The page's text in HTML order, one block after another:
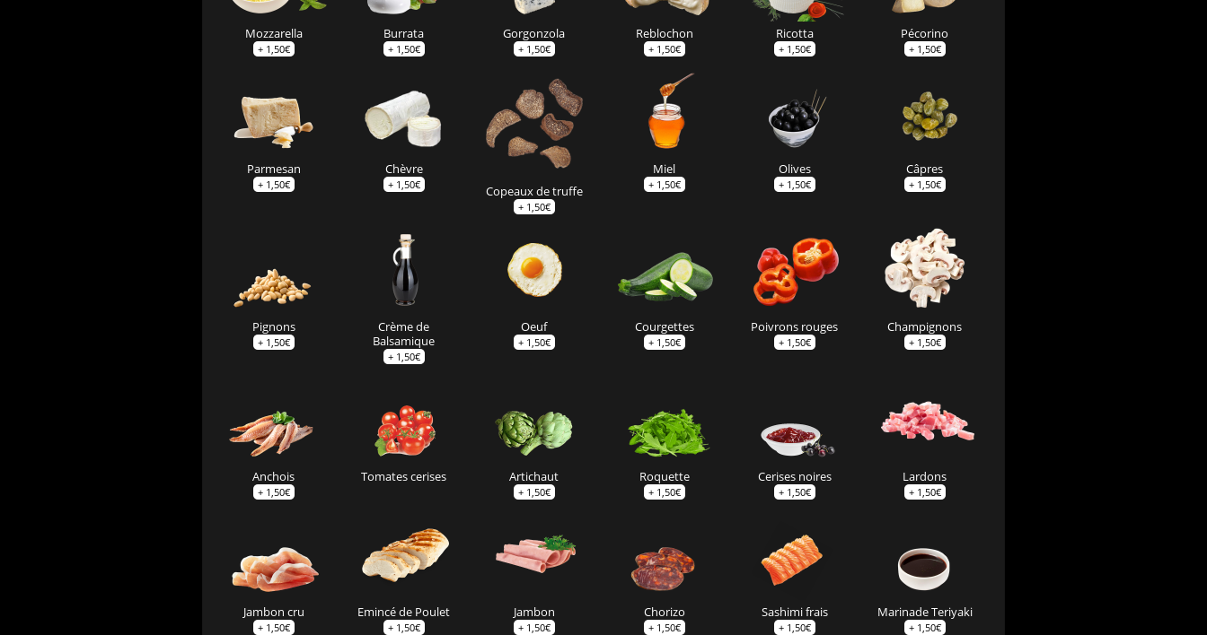
Mozzarella
+ 1,50€
Burrata
+ 1,50€
Gorgonzola
+ 1,50€
Reblochon
+ 1,50€
Ricotta
+ 1,50€
Pécorino
+ 1,50€
Parmesan
+ 1,50€
Chèvre
+ 1,50€ Copeaux de truffe
+ 1,50€
Miel
+ 1,50€
Olives
+ 1,50€
Câpres
+ 1,50€
Pignons
+ 1,50€
Crème de
Balsamique
+ 1,50€
Oeuf
+ 1,50€
Courgettes
+ 1,50€
Poivrons rouges
+ 1,50€
Champignons
+ 1,50€
Anchois
+ 1,50€
Tomates cerises Artichaut
+ 1,50€
Roquette
+ 1,50€
Cerises noires
+ 1,50€
Lardons
+ 1,50€
Jambon cru
+ 1,50€
Emincé de Poulet
+ 1,50€
Jambon
+ 1,50€
Chorizo
+ 1,50€
Sashimi frais
+ 1,50€
Marinade Teriyaki
+ 1,50€